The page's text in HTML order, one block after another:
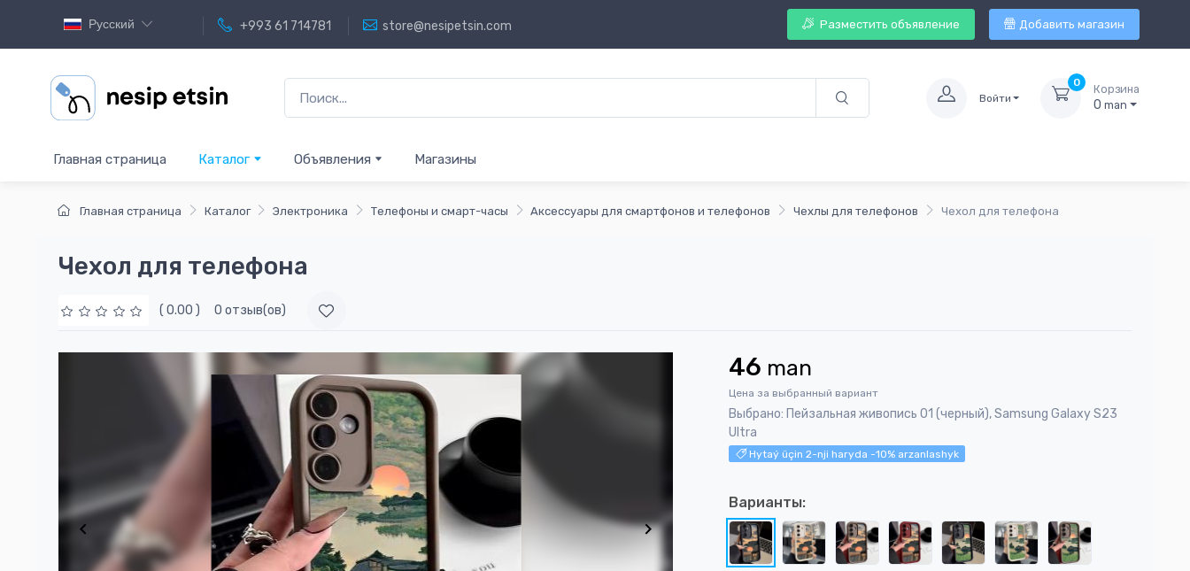
Русский +993 61 714781 store@nesipetsin.com Разместить объявление Добавить магазин
Войти
0
Корзина
0 man
Главная страница Каталог Объявления Магазины
Главная страница Каталог Электроника Телефоны и смарт-часы Аксессуары для смартфонов и телефонов Чехлы для телефонов Чехол для телефона
Чехол для телефона
( 0.00 ) 0 отзыв(ов)
46 man
Цена за выбранный вариант
Выбрано: Пейзальная живопись 01 (черный), Samsung Galaxy S23
Ultra
Hytaý üçin 2-nji haryda -10% arzanlashyk
Варианты: